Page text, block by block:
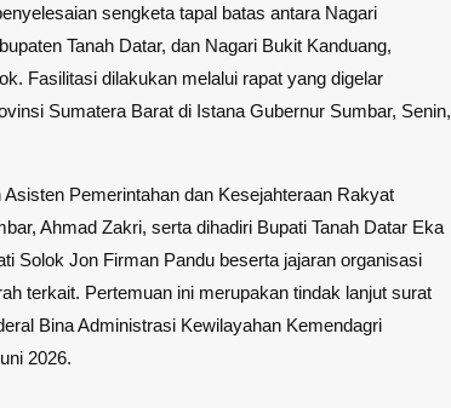
sengketa tapal batas antara Nagari
Tanah Datar, dan Nagari Bukit Kanduang,
Fasilitasi dilakukan melalui rapat yang digelar
Sumatera Barat di Istana Gubernur Sumbar, Senin,
Asisten Pemerintahan dan Kesejahteraan Rakyat
Ahmad Zakri, serta dihadiri Bupati Tanah Datar Eka
Solok Jon Firman Pandu beserta jajaran organisasi
terkait. Pertemuan ini merupakan tindak lanjut surat
Bina Administrasi Kewilayahan Kemendagri
2026.